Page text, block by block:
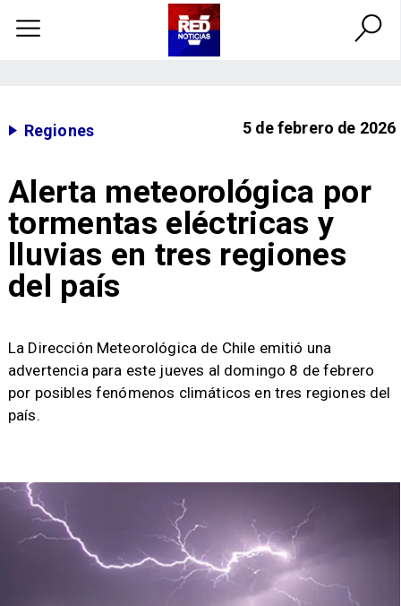
Regiones 5 de febrero de 2026
Alerta meteorológica por
tormentas eléctricas y
lluvias en tres regiones
del país
La Dirección Meteorológica de Chile emitió una
advertencia para este jueves al domingo 8 de febrero
por posibles fenómenos climáticos en tres regiones del
país.